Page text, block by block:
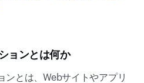
ョンとは何か
ンとは、Webサイトやアプリ